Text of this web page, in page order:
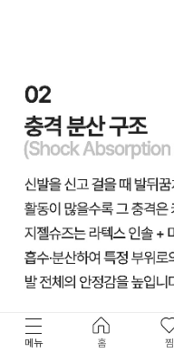
메뉴 홈 찜